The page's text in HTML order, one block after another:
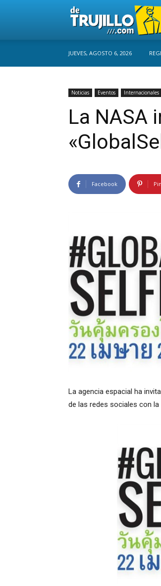
JUEVES, AGOSTO 6, 2026
Noticias Eventos Internacionales
La NASA
Facebook
La agencia espacial ha
de las redes sociales con la